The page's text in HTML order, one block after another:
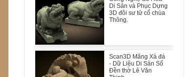
Di Sản và Phục Dựng
3D đôi sư tử cổ chùa
Thông.
Scan3D Mãng Xà đá
- Dữ Liệu Di Sản Số
Đền thờ Lê Văn